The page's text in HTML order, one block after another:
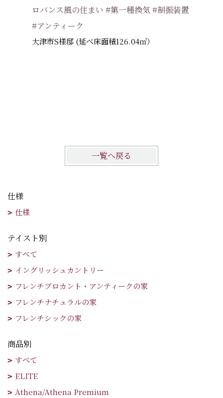
ロバンス風の住まい #第一種換気 #制振装置
#アンティーク
大津市S様邸 (延べ床面積126.04㎡）
一覧へ戻る
仕様
仕様
テイスト別
すべて
イングリッシュカントリー
フレンチブロカント・アンティークの家
フレンチナチュラルの家
フレンチシックの家
商品別
すべて
ELITE
Athena/Athena Premium